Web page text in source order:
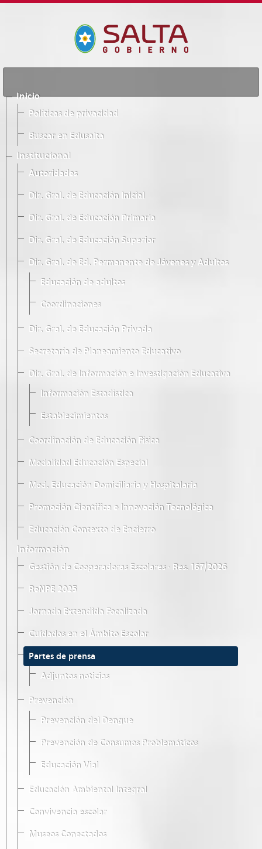
Inicio
Políticas de privacidad
Buscar en Edusalta
Institucional
Autoridades
Dir. Gral. de Educación Inicial
Dir. Gral. de Educación Primaria
Dir. Gral. de Educación Superior
Dir. Gral. de Ed. Permanente de Jóvenes y Adultos
Educación de adultos
Coordinaciones
Dir. Gral. de Educación Privada
Secretaría de Planeamiento Educativo
Dir. Gral. de Información e Investigación Educativa
Información Estadística
Establecimientos
Coordinación de Educación Física
Modalidad Educación Especial
Mod. Educación Domiciliaria y Hospitalaria
Promoción Científica e Innovación Tecnológica
Educación Contexto de Encierro
Información
Gestión de Cooperadoras Escolares · Res. 167/2026
ReNPE 2025
Jornada Extendida Focalizada
Cuidados en el Ámbito Escolar
Partes de prensa
Adjuntos noticias
Prevención
Prevención del Dengue
Prevención de Consumos Problemáticos
Educación Vial
Educación Ambiental Integral
Convivencia escolar
Museos Conectados